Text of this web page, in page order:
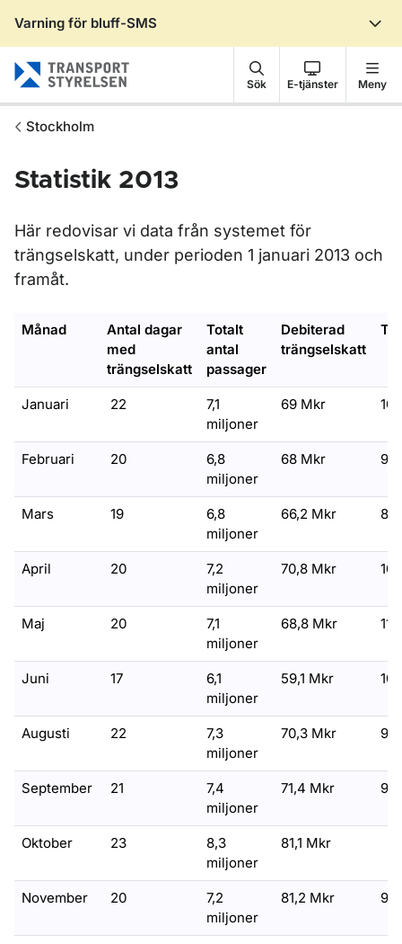
Varning för bluff-SMS
Sök E-tjänster Meny
Stockholm
Statistik 2013
Här redovisar vi data från systemet för
trängselskatt, under perioden 1 januari 2013 och
framåt.
Månad
Antal dagar
med
trängselskatt
Totalt
antal
passager
Debiterad
trängselskatt
Januari 22
7,1
miljoner
69 Mkr
Februari 20
6,8
miljoner
68 Mkr
Mars 19
6,8
miljoner
66,2 Mkr
April 20
7,2
miljoner
70,8 Mkr
Maj 20
7,1
miljoner
68,8 Mkr
Juni 17
6,1
miljoner
59,1 Mkr
Augusti 22
7,3
miljoner
70,3 Mkr
September 21
7,4
miljoner
71,4 Mkr
Oktober 23
8,3
miljoner
81,1 Mkr
November 20
7,2
miljoner
81,2 Mkr